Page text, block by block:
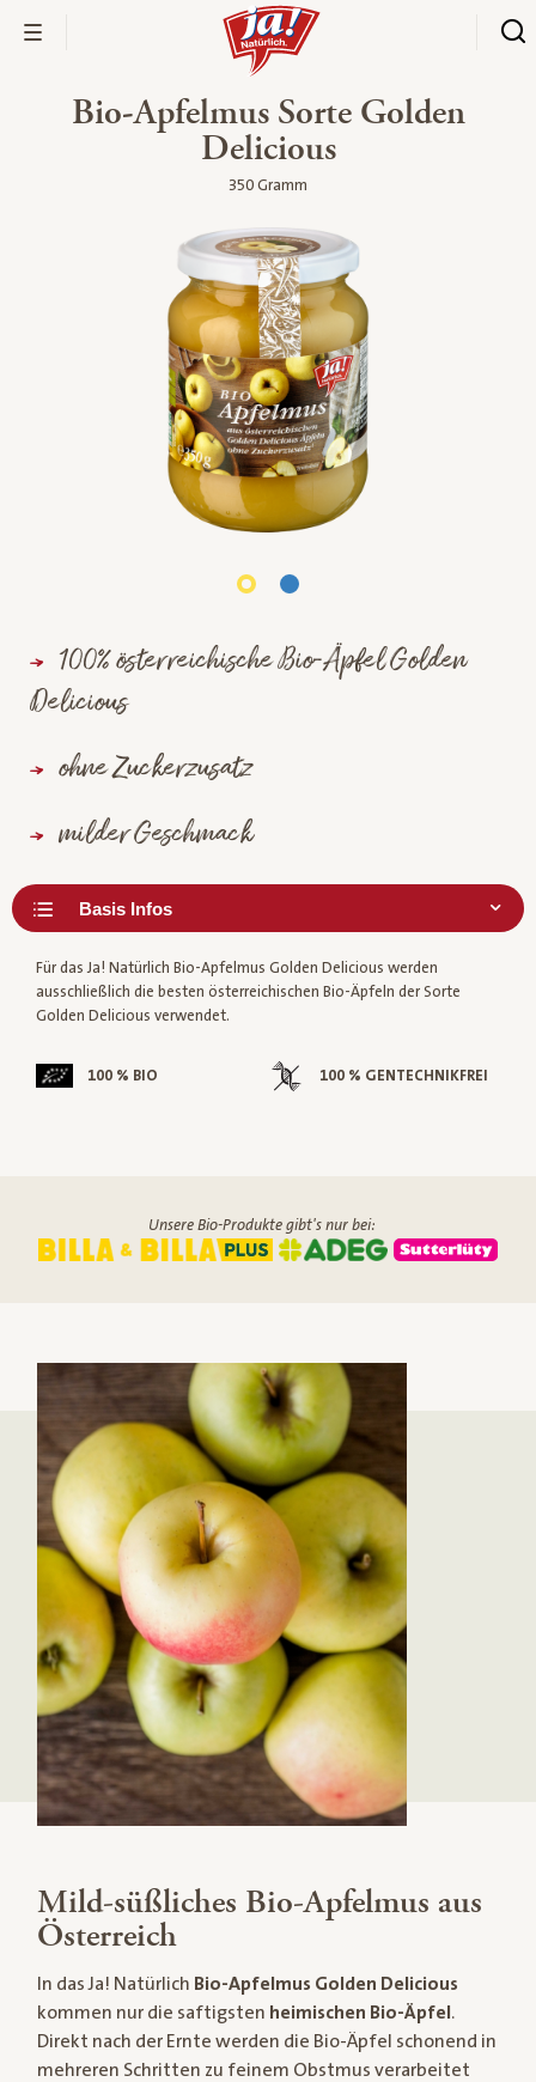
Bio-Apfelmus Sorte Golden
Delicious
350 Gramm
100% österreichische Bio-Äpfel Golden
Delicious
ohne Zuckerzusatz
milder Geschmack
Für das Ja! Natürlich Bio-Apfelmus Golden Delicious werden
ausschließlich die besten österreichischen Bio-Äpfeln der Sorte
Golden Delicious verwendet.
100 % BIO 100 % GENTECHNIKFREI
Unsere Bio-Produkte gibt's nur bei:
Mild-süßliches Bio-Apfelmus aus
Österreich
In das Ja! Natürlich Bio-Apfelmus Golden Delicious
kommen nur die saftigsten heimischen Bio-Äpfel.
Direkt nach der Ernte werden die Bio-Äpfel schonend in
mehreren Schritten zu feinem Obstmus verarbeitet